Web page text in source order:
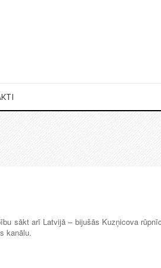
sākt arī Latvijā – bijušās Kuzņicova
kanālu.